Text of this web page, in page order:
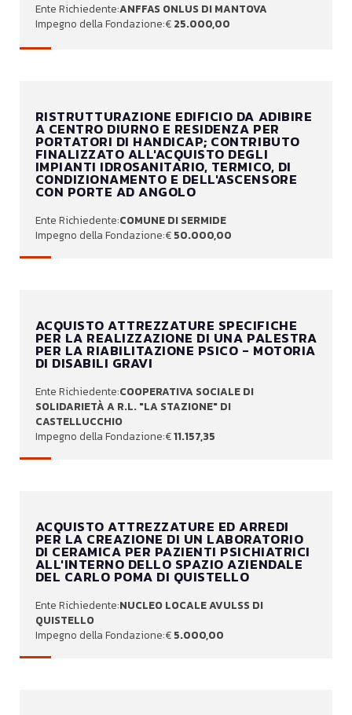
ANFFAS ONLUS DI MANTOVA
25.000,00
RISTRUTTURAZIONE EDIFICIO DA ADIBIRE
A CENTRO DIURNO E RESIDENZA PER
PORTATORI DI HANDICAP; CONTRIBUTO
FINALIZZATO ALL'ACQUISTO DEGLI
IMPIANTI IDROSANITARIO, TERMICO, DI
CONDIZIONAMENTO E DELL'ASCENSORE
CON PORTE AD ANGOLO
COMUNE DI SERMIDE
50.000,00
ACQUISTO ATTREZZATURE SPECIFICHE
PER LA REALIZZAZIONE DI UNA PALESTRA
PER LA RIABILITAZIONE PSICO - MOTORIA
DI DISABILI GRAVI
COOPERATIVA SOCIALE DI
SOLIDARIETÀ A R.L. "LA STAZIONE" DI
CASTELLUCCHIO
11.157,35
ACQUISTO ATTREZZATURE ED ARREDI
PER LA CREAZIONE DI UN LABORATORIO
DI CERAMICA PER PAZIENTI PSICHIATRICI
ALL'INTERNO DELLO SPAZIO AZIENDALE
DEL CARLO POMA DI QUISTELLO
NUCLEO LOCALE AVULSS DI
QUISTELLO
5.000,00